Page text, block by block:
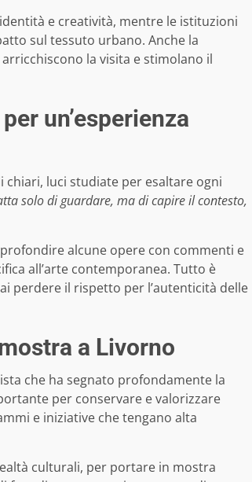
e creatività, mentre le istituzioni
sul tessuto urbano. Anche la
la visita e stimolano il
un’esperienza
chiari, luci studiate per esaltare ogni
solo di guardare, ma di capire il contesto,
alcune opere con commenti e
all’arte contemporanea. Tutto è
perdere il rispetto per l’autenticità delle
a Livorno
che ha segnato profondamente la
per conservare e valorizzare
e iniziative che tengano alta
culturali, per portare in mostra